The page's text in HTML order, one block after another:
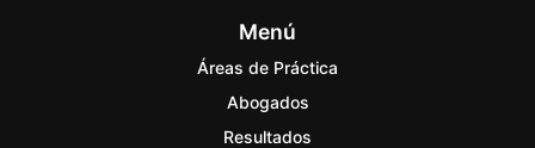
Menú
Áreas de Práctica
Abogados
Resultados